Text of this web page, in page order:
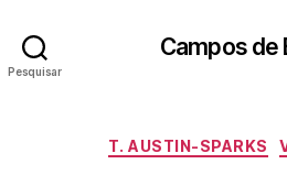
Pesquisar
Campos de
C
T. AUSTIN-SPARKS